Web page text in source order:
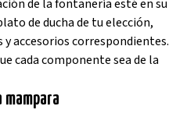
de la fontanería esté en su
de ducha de tu elección,
accesorios correspondientes.
cada componente sea de la